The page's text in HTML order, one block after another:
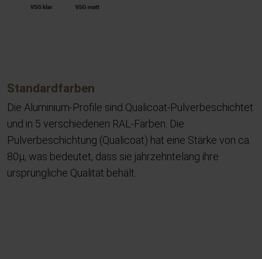
Standardfarben
Die Aluminium-Profile sind Qualicoat-Pulverbeschichtet
und in 5 verschiedenen RAL-Farben. Die
Pulverbeschichtung (Qualicoat) hat eine Stärke von ca.
80μ, was bedeutet, dass sie jahrzehntelang ihre
ursprüngliche Qualität behält.